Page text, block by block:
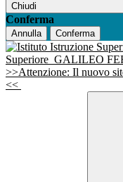
Chiudi
Conferma
Annulla Conferma
Superiore GALILEO
>>Attenzione: Il nuovo
<<